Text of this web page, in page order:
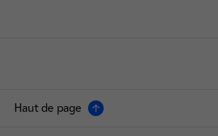
Haut de page